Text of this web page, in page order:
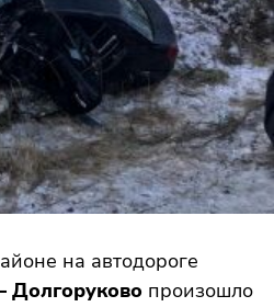
на автодороге
Долгоруково произошло